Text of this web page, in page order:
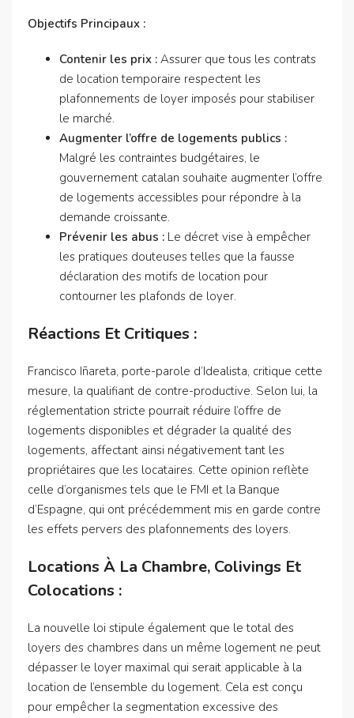
Objectifs Principaux :
Contenir les prix : Assurer que tous les contrats
de location temporaire respectent les
plafonnements de loyer imposés pour stabiliser
le marché.
Augmenter l’offre de logements publics :
Malgré les contraintes budgétaires, le
gouvernement catalan souhaite augmenter l’offre
de logements accessibles pour répondre à la
demande croissante.
Prévenir les abus : Le décret vise à empêcher
les pratiques douteuses telles que la fausse
déclaration des motifs de location pour
contourner les plafonds de loyer.
Réactions Et Critiques :
Francisco Iñareta, porte-parole d’Idealista, critique cette
mesure, la qualifiant de contre-productive. Selon lui, la
réglementation stricte pourrait réduire l’offre de
logements disponibles et dégrader la qualité des
logements, affectant ainsi négativement tant les
propriétaires que les locataires. Cette opinion reflète
celle d’organismes tels que le FMI et la Banque
d’Espagne, qui ont précédemment mis en garde contre
les effets pervers des plafonnements des loyers.
Locations À La Chambre, Colivings Et
Colocations :
La nouvelle loi stipule également que le total des
loyers des chambres dans un même logement ne peut
dépasser le loyer maximal qui serait applicable à la
location de l’ensemble du logement. Cela est conçu
pour empêcher la segmentation excessive des